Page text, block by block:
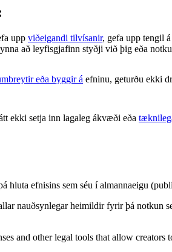
upp viðeigandi tilvísanir, gefa upp tengil
að leyfisgjafinn styðji við þig eða
eða byggir á efninu, geturðu ekki
ekki setja inn lagaleg ákvæði eða
efnisins sem séu í almannaeigu
nauðsynlegar heimildir fyrir þá notkun
and other legal tools that allow creators